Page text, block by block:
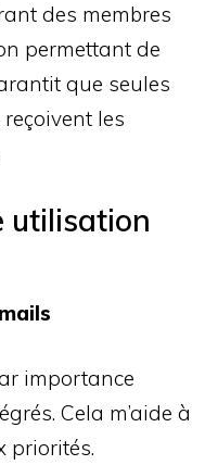
des membres
permettant de
que seules
les
utilisation
importance
Cela m’aide à
priorités.